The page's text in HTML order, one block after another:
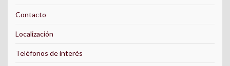
Contacto
Localización
Teléfonos de interés